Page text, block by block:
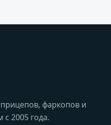
фаркопов и
2005 года.